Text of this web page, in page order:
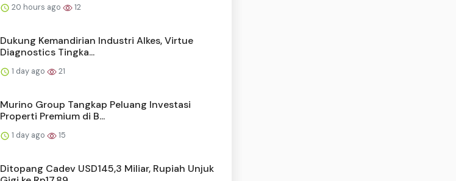
20 hours ago 12
Dukung Kemandirian Industri Alkes, Virtue
Diagnostics Tingka...
1 day ago 21
Murino Group Tangkap Peluang Investasi
Properti Premium di B...
1 day ago 15
Ditopang Cadev USD145,3 Miliar, Rupiah Unjuk